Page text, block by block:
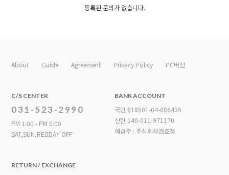
등록된 문의가 없습니다.
About Guide Agreement Privacy Policy PC버전
C/S CENTER
031-523-2990
PM 1:00 - PM 5:00
SAT,SUN,REDDAY OFF
BANK ACCOUNT
국민 818501-04-086435
신한 140-011-971170
예금주 : 주식회사권효정
RETURN / EXCHANGE